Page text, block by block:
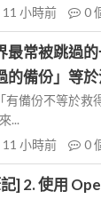
11 小時前 0
最常被跳過
的備份」等
有備份不等於救
...
11 小時前 0
] 2. 使用